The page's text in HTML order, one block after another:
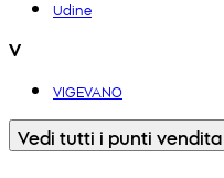
Udine
V
VIGEVANO
Vedi tutti i punti vendita